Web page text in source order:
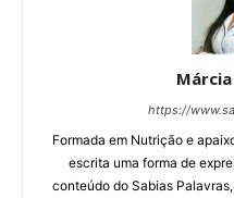
https://
Formada em Nutrição e
escrita uma forma de
conteúdo do Sabias